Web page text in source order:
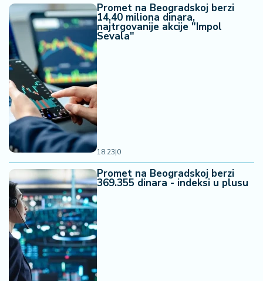
Promet na Beogradskoj berzi
14,40 miliona dinara,
najtrgovanije akcije "Impol
Sevala"
18:23|0
Promet na Beogradskoj berzi
369.355 dinara - indeksi u plusu